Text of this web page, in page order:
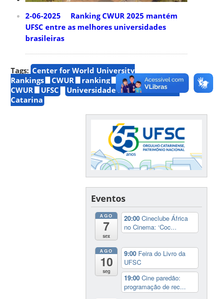
2-06-2025 Ranking CWUR 2025 mantém
UFSC entre as melhores universidades
brasileiras
Tags: Center for World University
Rankings
CWUR ranking
ranking
CWUR
UFSC
Universidade Federal de Santa
Catarina
Eventos
AGO
7
sex
20:00Cineclube África
no Cinema: ‘Coc...
AGO
10
seg
9:00 Feira do Livro da
UFSC
19:00Cine paredão:
programação de rec...